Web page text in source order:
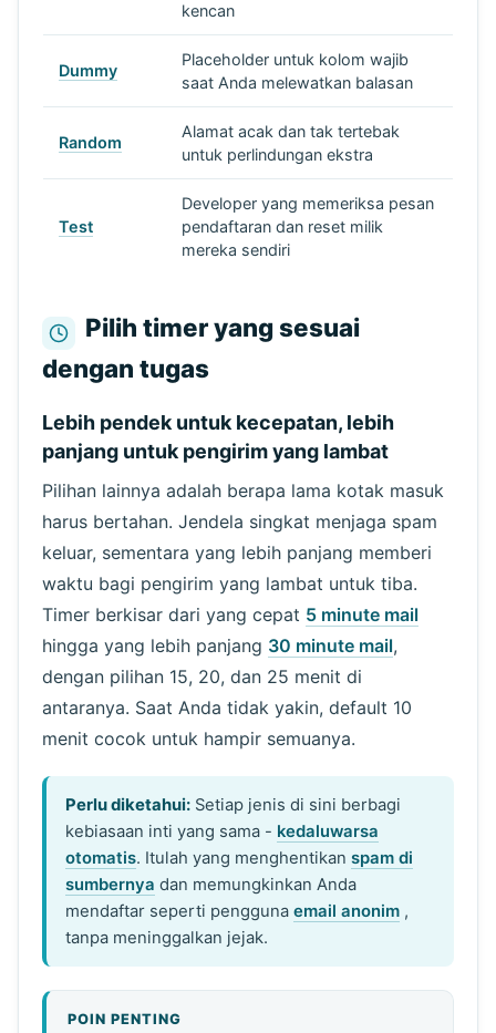
kencan
Dummy
Placeholder untuk kolom wajib
saat Anda melewatkan balasan
Random
Alamat acak dan tak tertebak
untuk perlindungan ekstra
Test
Developer yang memeriksa pesan
pendaftaran dan reset milik
mereka sendiri
Pilih timer yang sesuai
dengan tugas
Lebih pendek untuk kecepatan, lebih
panjang untuk pengirim yang lambat
Pilihan lainnya adalah berapa lama kotak masuk
harus bertahan. Jendela singkat menjaga spam
keluar, sementara yang lebih panjang memberi
waktu bagi pengirim yang lambat untuk tiba.
Timer berkisar dari yang cepat 5 minute mail
hingga yang lebih panjang 30 minute mail,
dengan pilihan 15, 20, dan 25 menit di
antaranya. Saat Anda tidak yakin, default 10
menit cocok untuk hampir semuanya.
Perlu diketahui: Setiap jenis di sini berbagi
kebiasaan inti yang sama - kedaluwarsa
otomatis. Itulah yang menghentikanspam di
sumbernya dan memungkinkan Anda
mendaftar seperti penggunaemail anonim ,
tanpa meninggalkan jejak.
POIN PENTING